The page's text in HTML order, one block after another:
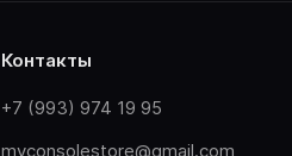
контакты
+7 (993) 974 19 95
myconsolestore@gmail.com